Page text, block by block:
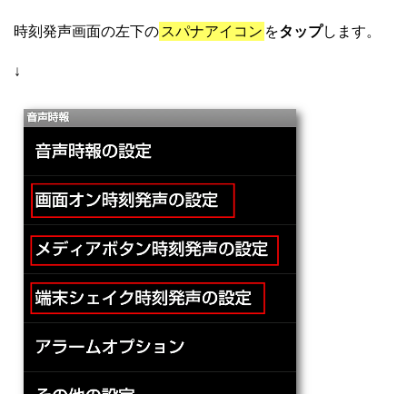
時刻発声画面の左下の スパナアイコン をタップします。
↓